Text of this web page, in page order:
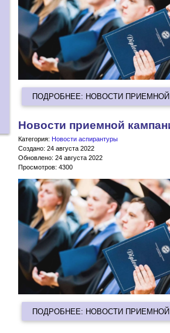
ПОДРОБНЕЕ: НОВОСТИ ПРИЕМНОЙ
Новости приемной
Категория: Новости аспирантуры
Создано: 24 августа 2022
Обновлено: 24 августа 2022
Просмотров: 4300
ПОДРОБНЕЕ: НОВОСТИ ПРИЕМНОЙ